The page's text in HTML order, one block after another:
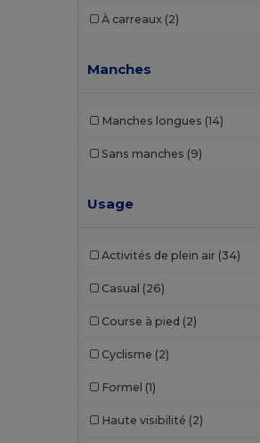
NEW MORNING STUDIOS
Promodoro
(38)
(52)
Result Core (3)
Rimeck (5)
(17)
À carreaux (2)
Manches
Manches longues (14)
Sans manches (9)
Usage
Activités de plein air (34)
Casual (26)
Course à pied (2)
Cyclisme (2)
Formel (1)
Haute visibilité (2)